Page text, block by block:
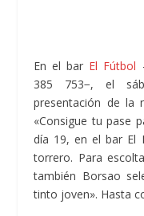
En el bar El Fútbol
385 753−, el
presentación de la
«Consigue tu pase
día 19, en el bar El
torrero. Para
también Borsao
tinto joven». Hasta